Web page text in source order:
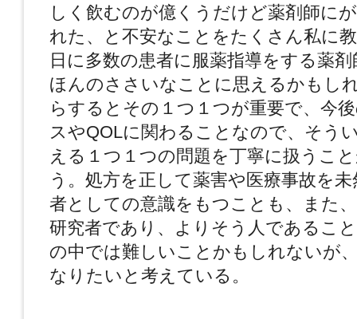
しく飲むのが億くうだけど薬剤師に
れた、と不安なことをたくさん私に
日に多数の患者に服薬指導をする薬
ほんのささいなことに思えるかもし
らするとその１つ１つが重要で、今
スやQOLに関わることなので、そう
える１つ１つの問題を丁寧に扱うこ
う。処方を正して薬害や医療事故を
者としての意識をもつことも、また
研究者であり、よりそう人であるこ
の中では難しいことかもしれないが
なりたいと考えている。